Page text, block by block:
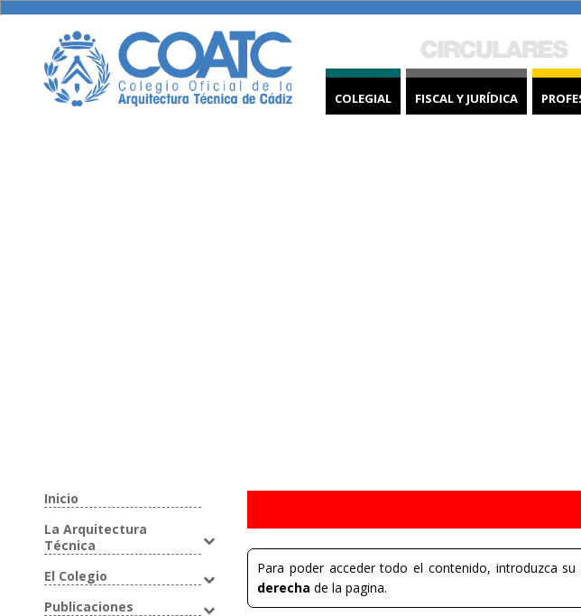
COLEGIAL FISCAL Y JURÍDICA
Inicio
La Arquitectura
Técnica
El Colegio
Publicaciones
Para poder acceder todo el contenido, introduzca su
derecha de la pagina.